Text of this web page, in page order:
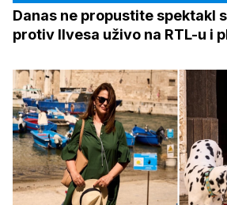
Danas ne propustite spektakl
protiv Ilvesa uživo na RTL-u i